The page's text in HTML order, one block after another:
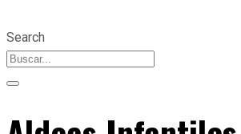
Search